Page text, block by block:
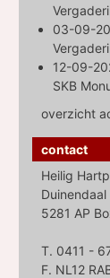
03-09-
12-09-
SKB
overzicht
contact
Heilig
Duinendaal
5281 AP
T. 0411 -
F. NL12